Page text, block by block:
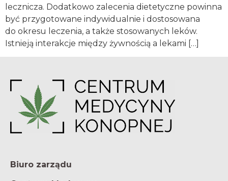
lecznicza. Dodatkowo zalecenia dietetyczne powinna
być przygotowane indywidualnie i dostosowana
do okresu leczenia, a także stosowanych leków.
Istnieją interakcje między żywnością a lekami […]
Biuro zarządu